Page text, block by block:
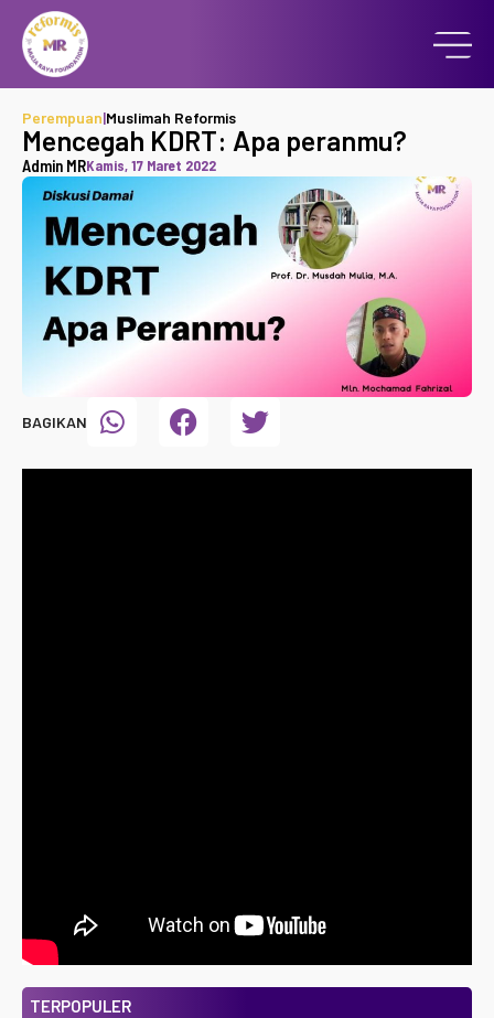
Perempuan|Muslimah Reformis
Mencegah KDRT: Apa peranmu?
Admin MRKamis, 17 Maret 2022
BAGIKAN
TERPOPULER